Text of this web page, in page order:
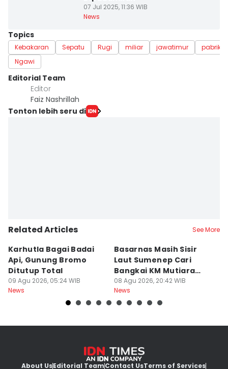
07 Jul 2025, 11:36 WIB
News
Topics
Kebakaran Sepatu Rugi miliar jawatimur
pabrik
Ngawi
Editorial Team
Editor
Faiz Nashrillah
Tonton lebih seru di
Related Articles See More
Karhutla Bagai Badai
Api, Gunung Bromo
Ditutup Total
09 Agu 2026, 05:24 WIB
News
Basarnas Masih Sisir
Laut Sumenep Cari
Bangkai KM Mutiara
Sentosa II
08 Agu 2026, 20:42 WIB
News
About UsEditorial TeamContact UsTerms of Services